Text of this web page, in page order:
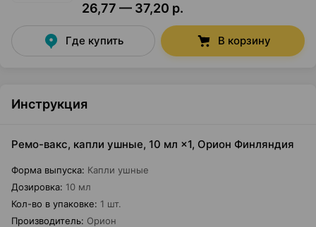
26,77 — 37,20 р.
Где купить В корзину
Инструкция
Ремо-вакс, капли ушные, 10 мл ×1, Орион Финляндия
Форма выпуска: Капли ушные
Дозировка: 10 мл
Кол-во в упаковке: 1 шт.
Производитель: Орион